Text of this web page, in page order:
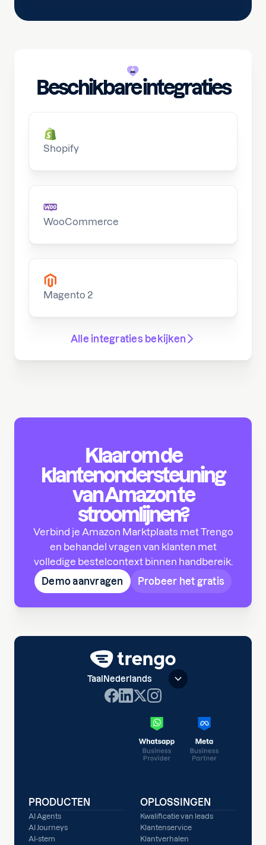
Beschikbare integraties
Shopify
WooCommerce
Magento 2
Alle integraties bekijken
Klaar om de
klantenondersteuning
van Amazon te
stroomlijnen?
Verbind je Amazon Marktplaats met Trengo
en behandel vragen van klanten met
volledige bestelcontext binnen handbereik.
Demo aanvragen
Probeer het gratis
TaalNederlands
PRODUCTEN
AI Agents
AI Journeys
AI-stem
OPLOSSINGEN
Kwalificatie van leads
Klantenservice
Klantverhalen